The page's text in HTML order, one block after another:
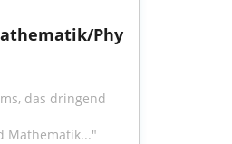
Phy
das dringend
Mathematik..."